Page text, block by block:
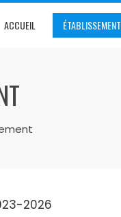
ACCUEIL ÉTABLISSEMENT
2026